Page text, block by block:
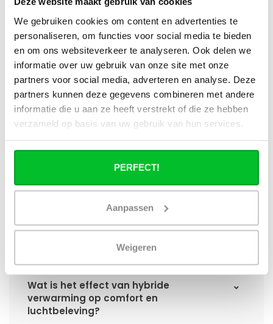
We gebruiken cookies om content en advertenties te
personaliseren, om functies voor social media te bieden
en om ons websiteverkeer te analyseren. Ook delen we
informatie over uw gebruik van onze site met onze
partners voor social media, adverteren en analyse. Deze
partners kunnen deze gegevens combineren met andere
informatie die u aan ze heeft verstrekt of die ze hebben
verzameld op basis van uw gebruik van hun services.
PERFECT!
Aanpassen
Weigeren
Wat is technisch gezien een hybride
paneelradiator?
Hoe verschilt de warmteafgifte van een
hybride paneelradiator ten opzichte van
een standaard paneelradiator?
Wat is het voordeel van geïntegreerde
warmteboosters ten opzichte van losse
radiatorventilatoren?
Waarom is een hybride paneelradiator
Hoe presteert een hybride
paneelradiator bij lage
aanvoertemperaturen (35–45 °C)?
Wat is het effect van hybride
verwarming op comfort en
luchtbeleving?